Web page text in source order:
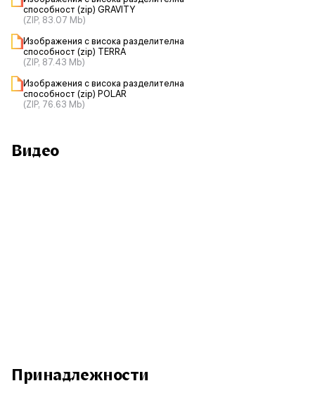
способност (zip) GRAVITY
(ZIP, 83.07 Mb)
Изображения с висока разделителна
способност (zip) TERRA
(ZIP, 87.43 Mb)
Изображения с висока разделителна
способност (zip) POLAR
(ZIP, 76.63 Mb)
Видео
Принадлежности